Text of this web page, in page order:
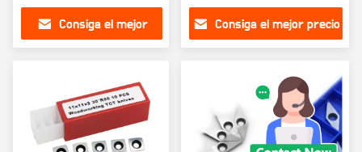
R50-30 ° para la
carpinteríaConsiga el mejor
30°R50 del radio
Consiga el mejor precio